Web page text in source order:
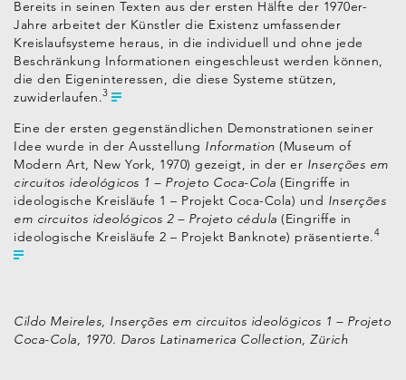
Bereits in seinen Texten aus der ersten Hälfte der 1970er-
Jahre arbeitet der Künstler die Existenz umfassender
Kreislaufsysteme heraus, in die individuell und ohne jede
Beschränkung Informationen eingeschleust werden können,
die den Eigeninteressen, die diese Systeme stützen,
zuwiderlaufen.3
Eine der ersten gegenständlichen Demonstrationen seiner
Idee wurde in der Ausstellung Information (Museum of
Modern Art, New York, 1970) gezeigt, in der er Inserções em
circuitos ideológicos 1 – Projeto Coca-Cola (Eingriffe in
ideologische Kreisläufe 1 – Projekt Coca-Cola) und Inserções
em circuitos ideológicos 2 – Projeto cédula (Eingriffe in
ideologische Kreisläufe 2 – Projekt Banknote) präsentierte. 4
Cildo Meireles, Inserções em circuitos ideológicos 1 – Projeto
Coca-Cola, 1970. Daros Latinamerica Collection, Zürich